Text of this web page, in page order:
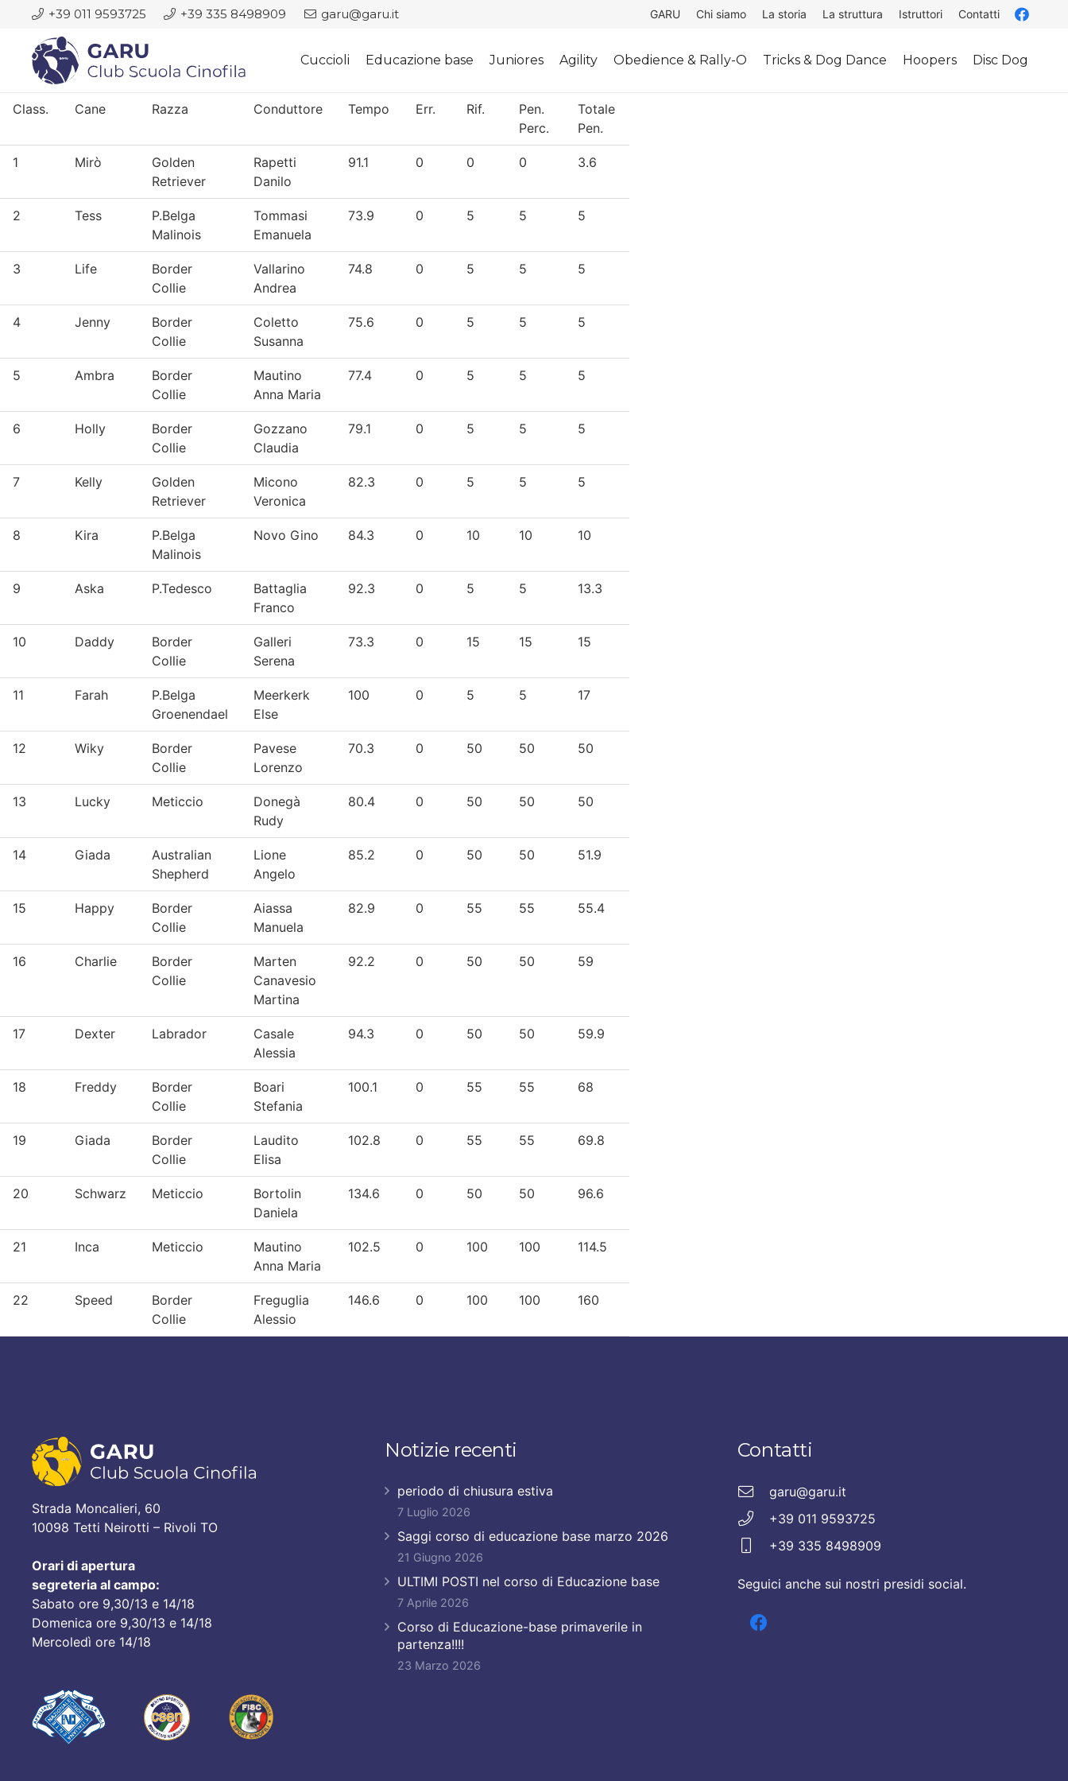
+39 011 9593725 +39 335 8498909 garu@garu.it GARU Chi siamo La storia La struttura Istruttori Contatti
Cuccioli Educazione base Juniores Agility Obedience & Rally-O Tricks & Dog Dance Hoopers Disc Dog
Class. Cane Razza Conduttore Tempo Err. Rif.
Pen.
Perc.
Totale
Pen.
1 Mirò
Golden
Retriever
Rapetti
Danilo
91.1 0 0 0 3.6
2 Tess
P.Belga
Malinois
Tommasi
Emanuela
73.9 0 5 5 5
3 Life
Border
Collie
Vallarino
Andrea
74.8 0 5 5 5
4 Jenny
Border
Collie
Coletto
Susanna
75.6 0 5 5 5
5 Ambra
Border
Collie
Mautino
Anna Maria
77.4 0 5 5 5
6 Holly
Border
Collie
Gozzano
Claudia
79.1 0 5 5 5
7 Kelly
Golden
Retriever
Micono
Veronica
82.3 0 5 5 5
8 Kira
P.Belga
Malinois
Novo Gino 84.3 0 10 10 10
9 Aska P.Tedesco
Battaglia
Franco
92.3 0 5 5 13.3
10 Daddy
Border
Collie
Galleri
Serena
73.3 0 15 15 15
11 Farah
P.Belga
Groenendael
Meerkerk
Else
100 0 5 5 17
12 Wiky
Border
Collie
Pavese
Lorenzo
70.3 0 50 50 50
13 Lucky Meticcio
Donegà
Rudy
80.4 0 50 50 50
14 Giada
Australian
Shepherd
Lione
Angelo
85.2 0 50 50 51.9
15 Happy
Border
Collie
Aiassa
Manuela
82.9 0 55 55 55.4
16 Charlie
Border
Collie
Marten
Canavesio
Martina
92.2 0 50 50 59
17 Dexter Labrador
Casale
Alessia
94.3 0 50 50 59.9
18 Freddy
Border
Collie
Boari
Stefania
100.1 0 55 55 68
19 Giada
Border
Collie
Laudito
Elisa
102.8 0 55 55 69.8
20 Schwarz Meticcio
Bortolin
Daniela
134.6 0 50 50 96.6
21 Inca Meticcio
Mautino
Anna Maria
102.5 0 100 100 114.5
22 Speed
Border
Collie
Freguglia
Alessio
146.6 0 100 100 160
Strada Moncalieri, 60
10098 Tetti Neirotti – Rivoli TO
Orari di apertura
segreteria al campo:
Sabato ore 9,30/13 e 14/18
Domenica ore 9,30/13 e 14/18
Mercoledì ore 14/18
Notizie recenti
periodo di chiusura estiva
7 Luglio 2026
Saggi corso di educazione base marzo 2026
21 Giugno 2026
ULTIMI POSTI nel corso di Educazione base
7 Aprile 2026
Corso di Educazione-base primaverile in
partenza!!!!
23 Marzo 2026
Contatti
garu@garu.it
+39 011 9593725
+39 335 8498909
Seguici anche sui nostri presidi social.